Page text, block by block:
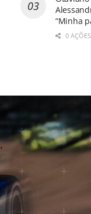
“Minha
0 AÇÕES